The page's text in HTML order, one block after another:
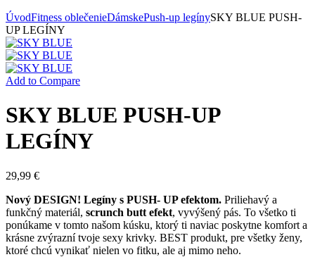
ÚvodFitness oblečenieDámskePush-up legínySKY BLUE PUSH-
UP LEGÍNY
Add to Compare
SKY BLUE PUSH-UP
LEGÍNY
29,99 €
Nový DESIGN! Legíny s PUSH- UP efektom. Priliehavý a
funkčný materiál, scrunch butt efekt, vyvýšený pás. To všetko ti
ponúkame v tomto našom kúsku, ktorý ti naviac poskytne komfort a
krásne zvýrazní tvoje sexy krivky. BEST produkt, pre všetky ženy,
ktoré chcú vynikať nielen vo fitku, ale aj mimo neho.